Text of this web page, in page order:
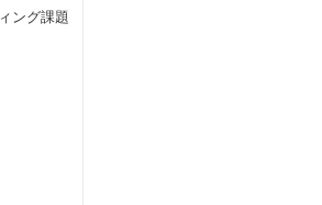
ング課題